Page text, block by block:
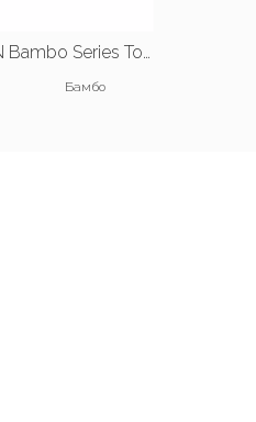
JIANGNAN Bambo Series Tour-bit |Ш1400*Д2400*В1050(мм) |В1200*Д2400*В1050(мм)
Бамбо